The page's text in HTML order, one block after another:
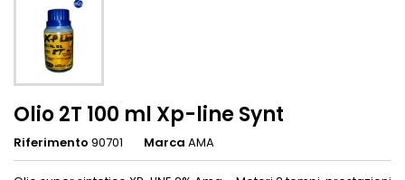
Olio 2T 100 ml Xp-line Synt
Riferimento 90701 Marca AMA